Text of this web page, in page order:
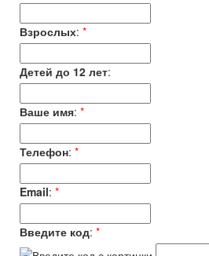
Взрослых: *
Детей до 12 лет:
Ваше имя: *
Телефон: *
Email: *
Введите код: *